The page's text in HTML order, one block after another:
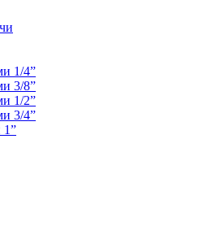
1/4”
3/8”
1/2”
3/4”
1”